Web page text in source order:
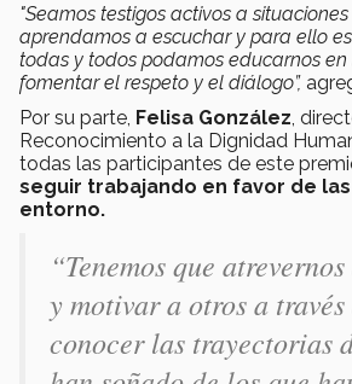
"Seamos testigos activos a
aprendamos a escuchar y para ello
todas y todos podamos educarnos
fomentar el respeto y el diálogo”,
Por su parte, Felisa González ,
Reconocimiento a la Dignidad
todas las participantes de este
seguir trabajando en favor de
entorno.
“Tenemos que
y motivar a otros a
conocer las trayectorias